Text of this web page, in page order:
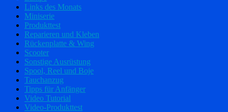
Links des Monats
Miniserie
Produkttest
Reparieren und Kleben
Rückenplatte & Wing
Scooter
Sonstige Ausrüstung
Spool, Reel und Boje
Tauchanzug
Tipps für Anfänger
Video Tutorial
Video-Produkttest